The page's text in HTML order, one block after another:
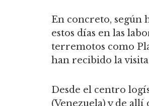
En concreto, según
estos días en las
terremotos como
han recibido la
Desde el centro
(Venezuela) y de allí